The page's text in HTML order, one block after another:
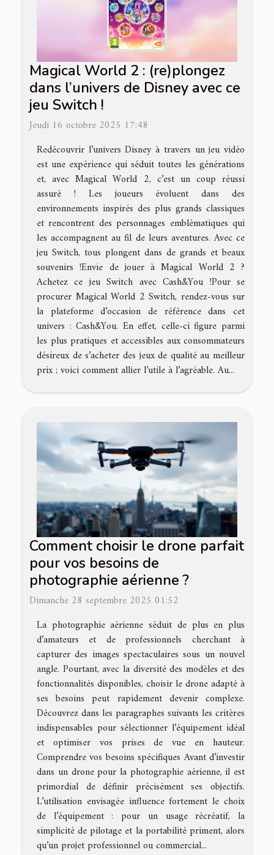
Magical World 2 : (re)plongez
dans l’univers de Disney avec ce
jeu Switch !
Jeudi 16 octobre 2025 17:48
Redécouvrir l’univers Disney à travers un jeu vidéo
est une expérience qui séduit toutes les générations
et, avec Magical World 2, c’est un coup réussi
assuré ! Les joueurs évoluent dans des
environnements inspirés des plus grands classiques
et rencontrent des personnages emblématiques qui
les accompagnent au fil de leurs aventures. Avec ce
jeu Switch, tous plongent dans de grands et beaux
souvenirs !Envie de jouer à Magical World 2 ?
Achetez ce jeu Switch avec Cash&You !Pour se
procurer Magical World 2 Switch, rendez-vous sur
la plateforme d’occasion de référence dans cet
univers : Cash&You. En effet, celle-ci figure parmi
les plus pratiques et accessibles aux consommateurs
désireux de s’acheter des jeux de qualité au meilleur
prix ; voici comment allier l’utile à l’agréable. Au...
Comment choisir le drone parfait
pour vos besoins de
photographie aérienne ?
Dimanche 28 septembre 2025 01:52
La photographie aérienne séduit de plus en plus
d’amateurs et de professionnels cherchant à
capturer des images spectaculaires sous un nouvel
angle. Pourtant, avec la diversité des modèles et des
fonctionnalités disponibles, choisir le drone adapté à
ses besoins peut rapidement devenir complexe.
Découvrez dans les paragraphes suivants les critères
indispensables pour sélectionner l’équipement idéal
et optimiser vos prises de vue en hauteur.
Comprendre vos besoins spécifiques Avant d’investir
dans un drone pour la photographie aérienne, il est
primordial de définir précisément ses objectifs.
L’utilisation envisagée influence fortement le choix
de l’équipement : pour un usage récréatif, la
simplicité de pilotage et la portabilité priment, alors
qu’un projet professionnel ou commercial...